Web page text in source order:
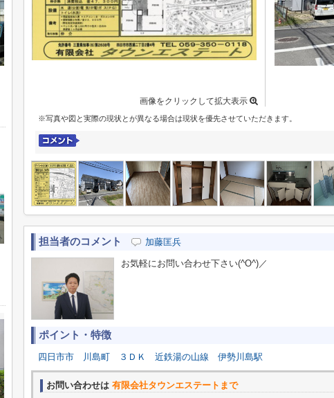
画像をクリックして拡大表示
※写真や図と実際の現状とが異なる場合は現状を優先させていただきます。
担当者のコメント 加藤匡兵
お気軽にお問い合わせ下さい(^O^)／
ポイント・特徴
四日市市 川島町 ３ＤＫ 近鉄湯の山線 伊勢川島駅
お問い合わせは 有限会社タウンエステートまで